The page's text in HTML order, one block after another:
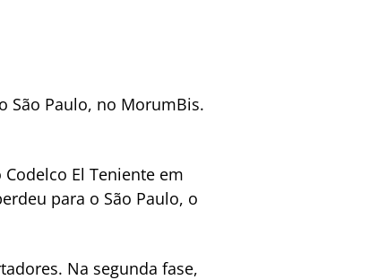
São Paulo, no MorumBis.
El Teniente em
para o São Paulo, o
Na segunda fase,